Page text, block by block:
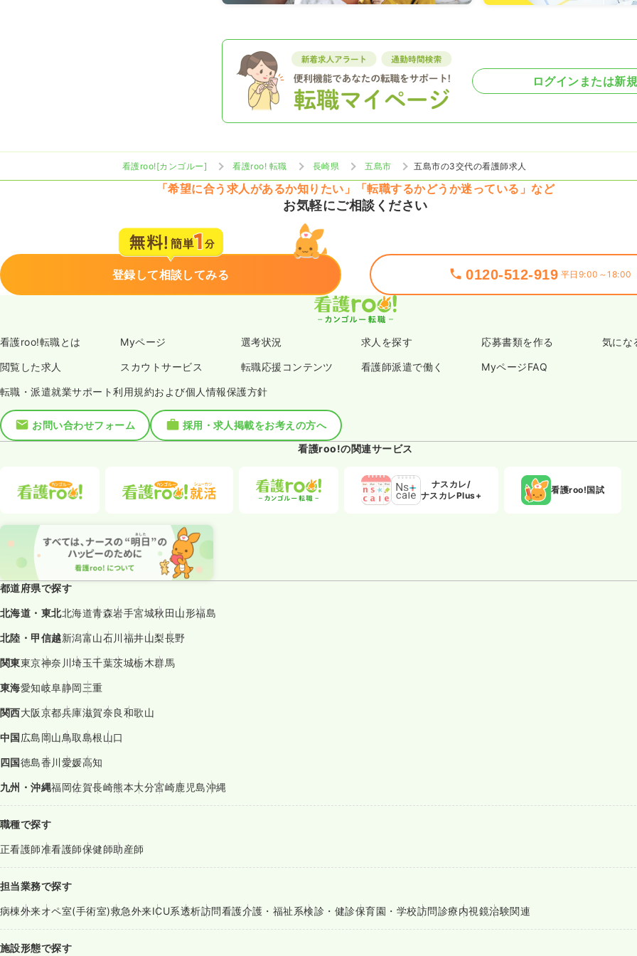
ログインまたは新
看護roo![カンゴルー] 看護roo! 転職 長崎県 五島市 五島市の3交代の看護師求人
「希望に合う求人があるか知りたい」「転職するかどうか迷っている」など
お気軽にご相談ください
登録して相談してみる 0120-512-919 平日9:00～18:00
看護roo!転職とは Myページ 選考状況 求人を探す 応募書類を作る 気にな
閲覧した求人 スカウトサービス 転職応援コンテンツ 看護師派遣で働く MyページFAQ
転職・派遣就業サポート利用規約および個人情報保護方針
お問い合わせフォーム
採用・求人掲載をお考えの方へ
看護roo!の関連サービス
ナスカレ/
ナスカレPlus+
看護roo!国試
都道府県で探す
北海道・東北北海道青森岩手宮城秋田山形福島
北陸・甲信越新潟富山石川福井山梨長野
関東東京神奈川埼玉千葉茨城栃木群馬
東海愛知岐阜静岡三重
関西大阪京都兵庫滋賀奈良和歌山
中国広島岡山鳥取島根山口
四国徳島香川愛媛高知
九州・沖縄福岡佐賀長崎熊本大分宮崎鹿児島沖縄
職種で探す
正看護師准看護師保健師助産師
担当業務で探す
病棟外来オペ室(手術室)救急外来ICU系透析訪問看護介護・福祉系検診・健診保育園・学校訪問診療内視鏡治験関連
施設形態で探す